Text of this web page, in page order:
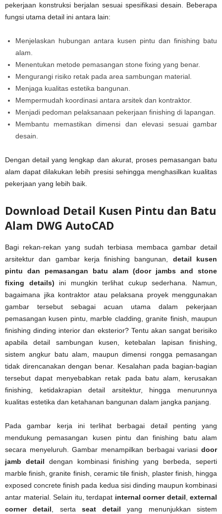
pekerjaan konstruksi berjalan sesuai spesifikasi desain. Beberapa
fungsi utama detail ini antara lain:
Menjelaskan hubungan antara kusen pintu dan finishing batu
alam.
Menentukan metode pemasangan stone fixing yang benar.
Mengurangi risiko retak pada area sambungan material.
Menjaga kualitas estetika bangunan.
Mempermudah koordinasi antara arsitek dan kontraktor.
Menjadi pedoman pelaksanaan pekerjaan finishing di lapangan.
Membantu memastikan dimensi dan elevasi sesuai gambar
desain.
Dengan detail yang lengkap dan akurat, proses pemasangan batu
alam dapat dilakukan lebih presisi sehingga menghasilkan kualitas
pekerjaan yang lebih baik.
Download Detail Kusen Pintu dan Batu
Alam DWG AutoCAD
Bagi rekan-rekan yang sudah terbiasa membaca gambar detail
arsitektur dan gambar kerja finishing bangunan, detail kusen
pintu dan pemasangan batu alam (door jambs and stone
fixing details) ini mungkin terlihat cukup sederhana. Namun,
bagaimana jika kontraktor atau pelaksana proyek menggunakan
gambar tersebut sebagai acuan utama dalam pekerjaan
pemasangan kusen pintu, marble cladding, granite finish, maupun
finishing dinding interior dan eksterior? Tentu akan sangat berisiko
apabila detail sambungan kusen, ketebalan lapisan finishing,
sistem angkur batu alam, maupun dimensi rongga pemasangan
tidak direncanakan dengan benar. Kesalahan pada bagian-bagian
tersebut dapat menyebabkan retak pada batu alam, kerusakan
finishing, ketidakrapian detail arsitektur, hingga menurunnya
kualitas estetika dan ketahanan bangunan dalam jangka panjang.
Pada gambar kerja ini terlihat berbagai detail penting yang
mendukung pemasangan kusen pintu dan finishing batu alam
secara menyeluruh. Gambar menampilkan berbagai variasi door
jamb detail dengan kombinasi finishing yang berbeda, seperti
marble finish, granite finish, ceramic tile finish, plaster finish, hingga
exposed concrete finish pada kedua sisi dinding maupun kombinasi
antar material. Selain itu, terdapat internal corner detail external
corner detail , serta seat detail yang menunjukkan sistem